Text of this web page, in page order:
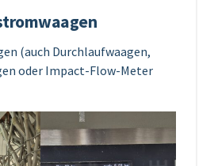
(auch Durchlaufwaagen,
oder Impact-Flow-Meter